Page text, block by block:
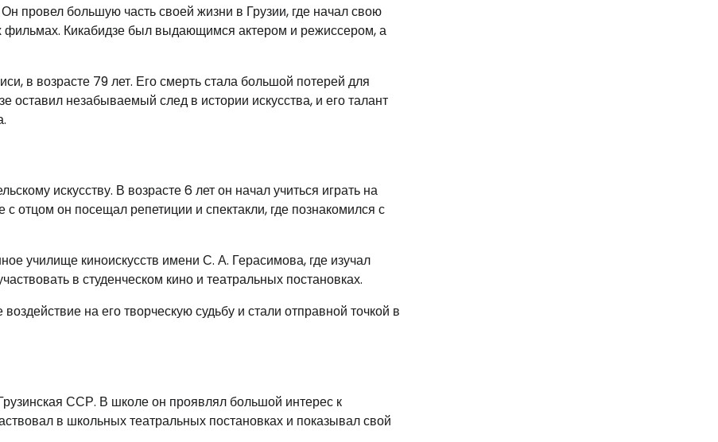
провел большую часть своей жизни в Грузии, где начал свою
фильмах. Кикабидзе был выдающимся актером и режиссером, а
в возрасте 79 лет. Его смерть стала большой потерей для
оставил незабываемый след в истории искусства, и его талант
искусству. В возрасте 6 лет он начал учиться играть на
отцом он посещал репетиции и спектакли, где познакомился с
училище киноискусств имени С. А. Герасимова, где изучал
в студенческом кино и театральных постановках.
на его творческую судьбу и стали отправной точкой в
ССР. В школе он проявлял большой интерес к
в школьных театральных постановках и показывал свой